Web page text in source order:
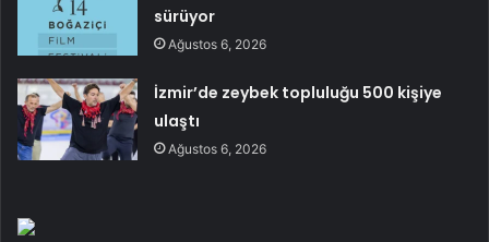
sürüyor
Ağustos 6, 2026
İzmir’de zeybek topluluğu 500 kişiye
ulaştı
Ağustos 6, 2026